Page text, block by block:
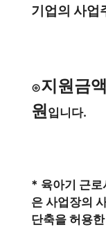
기업의 사업
⊙지원금액
원입니다.
* 육아기 근로
은 사업장의
단축을 허용